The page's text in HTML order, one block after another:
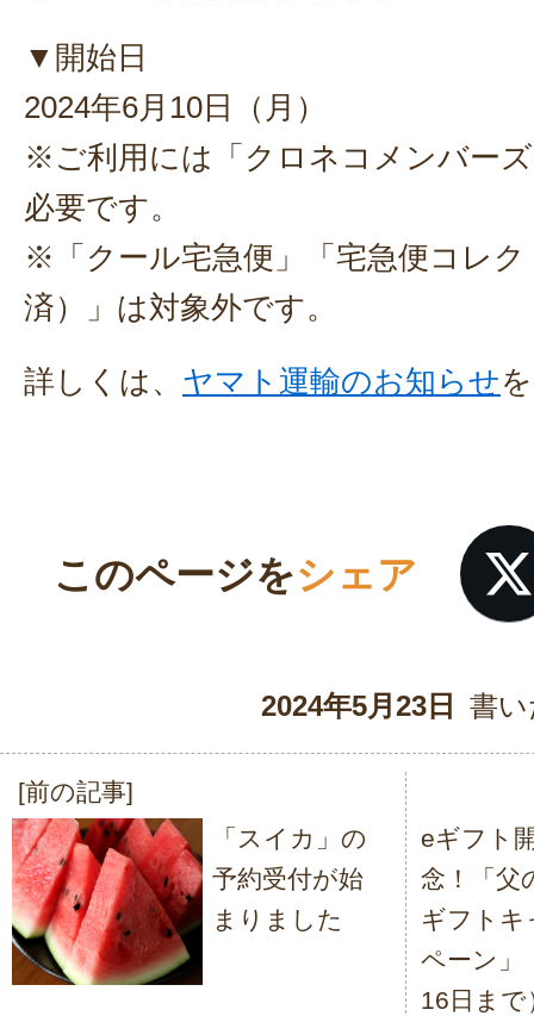
▼開始日
2024年6月10日（月）
※ご利用には「クロネコメンバー
必要です。
※「クール宅急便」「宅急便コレク
済）」は対象外です。
詳しくは、 ヤマト運輸のお知らせ
このページをシェア
2024年5月23日 書
投
稿
ナ
ビ
ゲ
[前の記事]
「スイカ」の
予約受付が始
まりました
eギフト
念！「父
ギフトキ
ペーン」
16日まで